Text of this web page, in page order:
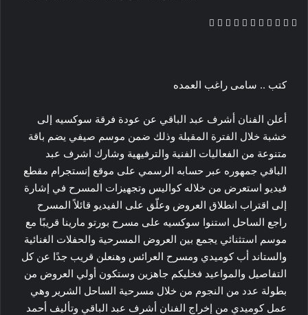
فيسبوك
‫X لينكدإنبينتيريست
‫Pocket
واتساب
تيلقرام
ڤايبر
كتب .. سامى راغب العمده
أعلن الفنان أشرف عبد الباقي عن عودة فرقة سوكسيه إلى
خشبة خلال الفترة المقبلة وذلك ضمن موسم صيفي يضم باقة
متنوعة من الفعاليات الفنية والترفيهية وشارك اشرف عبد
الباقي جمهوره عبر حسابه الرسمي على موقع إنستجرام مقطع
فيديو استعرض من خلاله كواليس وتجهيزات المسرح في إشارة
إلى اقتراب انطلاق العروض وعلّق على الفيديو قائلاً المسرح
راجع الساحل استنوا سوكسيه على مسرح بورتو مارينا قريبًا مع
موسم استثنائي يجمع بين العروض المسرحية والحفلات الغنائية
والستاند أب كوميدي ومسرح العرائس وهنعلن قريب جدًا عن كل
التفاصيل والمواعيد فخليكم جاهزين وستكون أولي العروض من
بطولة عدد من النجوم من خلال مسرحية الساحل الشرير وهي
عمل كوميدي من إخراج الفنان أشرف عبد الباقي وتأليف أحمد